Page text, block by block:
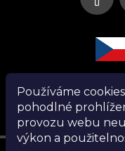
Používáme
pohodlné
provozu webu
výkon a